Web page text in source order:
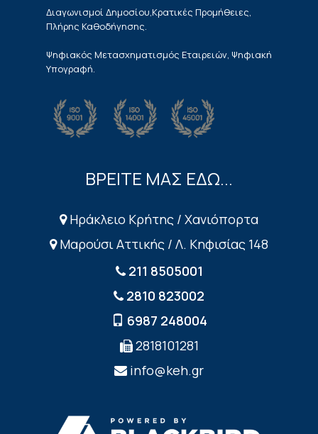
Διαγωνισμοί Δημοσίου,Κρατικές Προμήθειες,
Πλήρης Καθοδήγησης.
Ψηφιακός Μετασχηματισμός Εταιρειών, Ψηφιακή
Υπογραφή.
ΒΡΕΙΤΕ ΜΑΣ ΕΔΩ...
Ηράκλειο Κρήτης / Χανιόπορτα
Μαρούσι Αττικής / Λ. Κηφισίας 148
211 8505001
2810 823002
6987 248004
2818101281
info@keh.gr